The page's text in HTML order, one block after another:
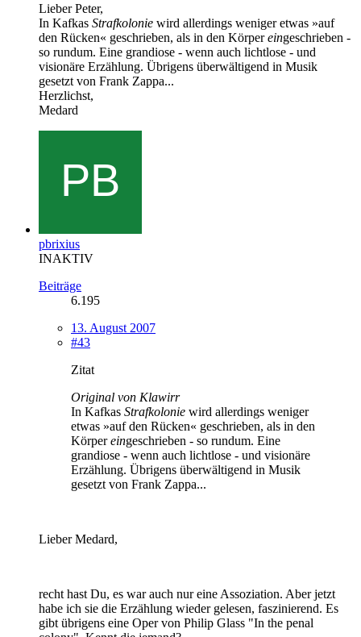
Lieber Peter,
In Kafkas Strafkolonie wird allerdings weniger etwas »auf
den Rücken« geschrieben, als in den Körpereingeschrieben -
so rundum. Eine grandiose - wenn auch lichtlose - und
visionäre Erzählung. Übrigens überwältigend in Musik
gesetzt von Frank Zappa...
Herzlichst,
Medard
pbrixius
INAKTIV
Beiträge
6.195
13. August 2007
#43
Zitat
Original von Klawirr
In Kafkas Strafkolonie wird allerdings weniger
etwas »auf den Rücken« geschrieben, als in den
Körpereingeschrieben - so rundum. Eine
grandiose - wenn auch lichtlose - und visionäre
Erzählung. Übrigens überwältigend in Musik
gesetzt von Frank Zappa...
Lieber Medard,
recht hast Du, es war auch nur eine Assoziation. Aber jetzt
habe ich sie die Erzählung wieder gelesen, faszinierend. Es
gibt übrigens eine Oper von Philip Glass "In the penal